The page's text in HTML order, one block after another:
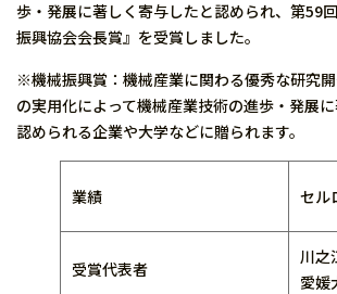
歩・発展に著しく寄与したと認められ、第59
振興協会会長賞』を受賞しました。
※機械振興賞：機械産業に関わる優秀な研究
の実用化によって機械産業技術の進歩・発展
認められる企業や大学などに贈られます。
業績 セル
受賞代表者
川
愛